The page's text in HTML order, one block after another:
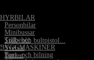
HYRBILAR
Personbilar
Minibussar
Tillbehör
BYGGMASKINER
Borr- och bilning
Spik- och bultpistol...
•Svetsar
Tankar